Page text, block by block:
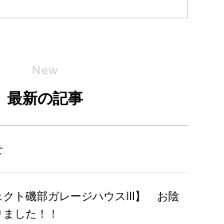
New
最新の記事
クト磯部ガレージハウスⅢ】 お陰
した！！